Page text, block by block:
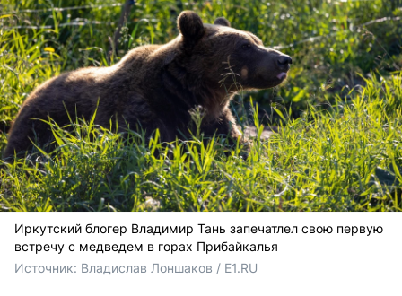
Иркутский блогер Владимир Тань запечатлел свою первую
встречу с медведем в горах Прибайкалья
Источник: Владислав Лоншаков / E1.RU